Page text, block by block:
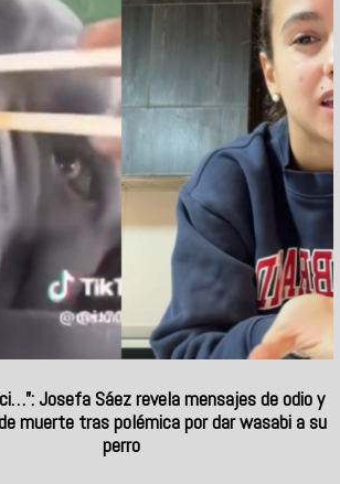
Josefa Sáez revela mensajes de odio y
muerte tras polémica por dar wasabi a su
perro